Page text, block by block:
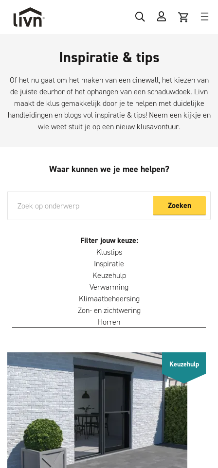
Inspiratie & tips
Of het nu gaat om het maken van een cinewall, het kiezen van
de juiste deurhor of het ophangen van een schaduwdoek. Livn
maakt de klus gemakkelijk door je te helpen met duidelijke
handleidingenen blogs vol inspiratie & tips! Neem een kijkje en
wie weet stuit je op een nieuw klusavontuur.
Waar kunnen we je mee helpen?
Zoeken
Filter jouw keuze:
Klustips
Inspiratie
Keuzehulp
Verwarming
Klimaatbeheersing
Zon- en zichtwering
Horren
Keuzehulp